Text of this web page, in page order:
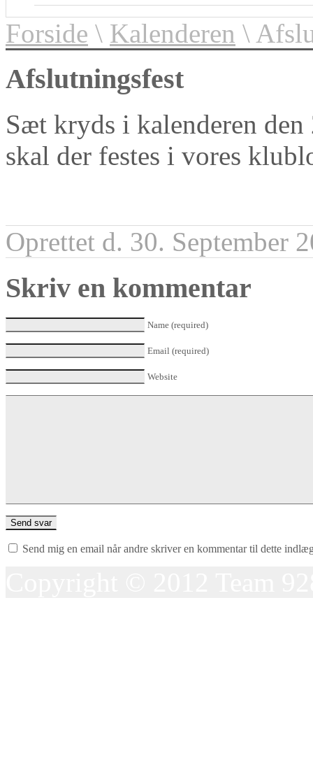
Forside \ Kalenderen \
Afslutningsfest
Sæt kryds i kalenderen
skal der festes i vores
Oprettet d. 30. September
Skriv en kommentar
Name (required)
Email (required)
Website
Send mig en email når andre skriver en kommentar til dette